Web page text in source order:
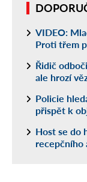
VIDEO:
Proti třem
Řidič
ale hrozí
Policie
přispět k
Host se do
recepčního